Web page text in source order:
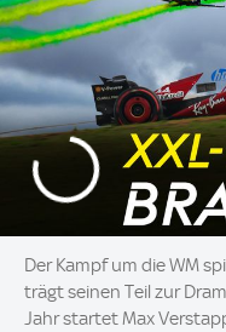
Der Kampf um die WM
trägt seinen Teil zur
Jahr startet Max